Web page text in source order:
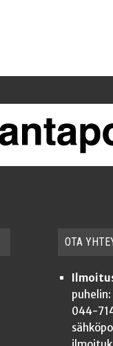
OTA
puhelin:
044-